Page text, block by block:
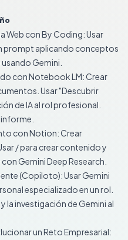
Web con By Coding: Usar
prompt aplicando conceptos
Gemini.
con Notebook LM: Crear
Usar "Descubrir
de IA al rol profesional.
con Notion: Crear
/ para crear contenido y
Gemini Deep Research.
(Copiloto): Usar Gemini
especializado en un rol.
la investigación de Gemini al
un Reto Empresarial: